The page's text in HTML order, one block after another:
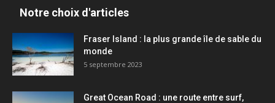
Notre choix d'articles
Fraser Island : la plus grande île de sable du
monde
5 septembre 2023
Great Ocean Road : une route entre surf,